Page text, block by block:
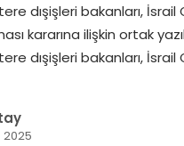
dışişleri bakanları,
kararına ilişkin ortak
dışişleri bakanları,